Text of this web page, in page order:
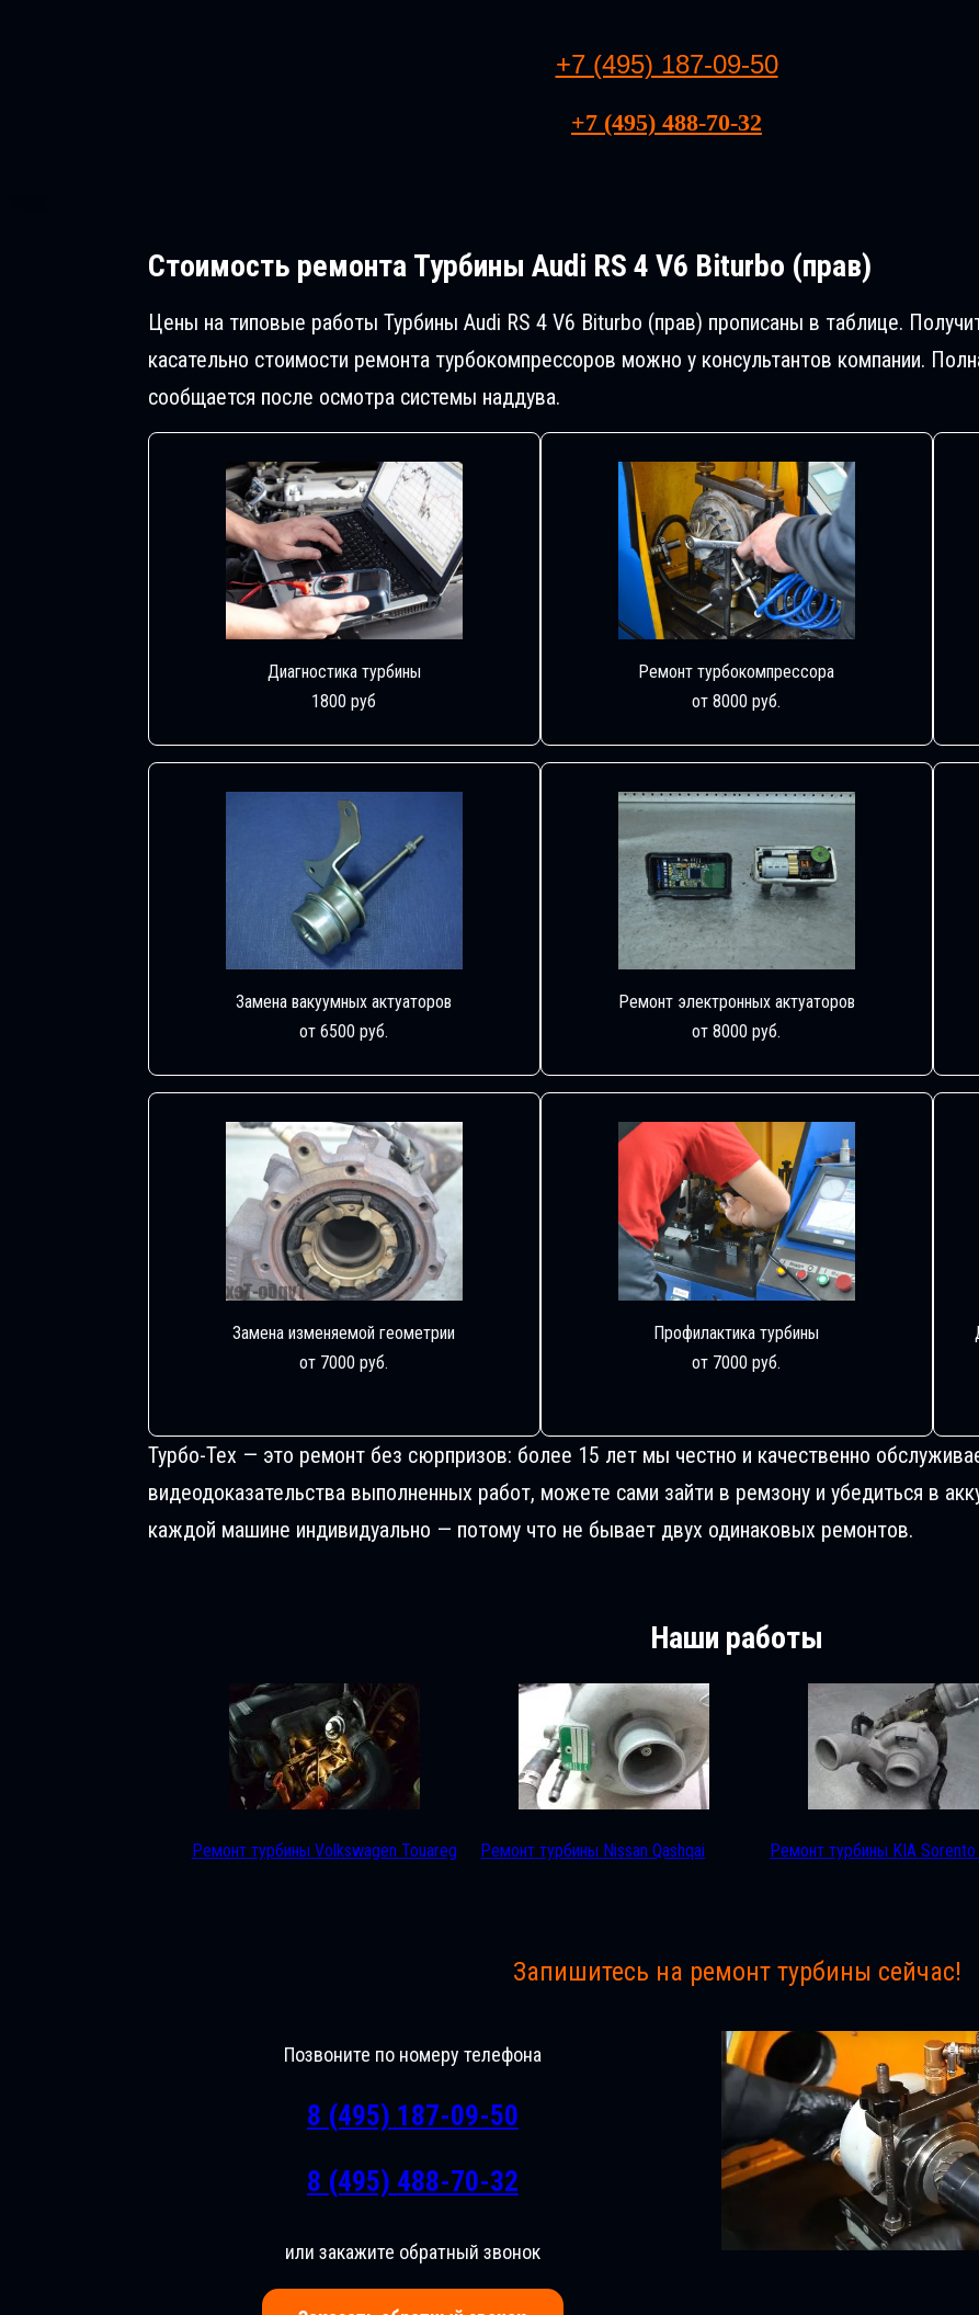
+7 (495) 187-09-50
+7 (495) 488-70-32
Стоимость ремонтаТурбины Audi RS 4 V6 Biturbo (прав)
Цены на типовые работы Турбины Audi RS 4 V6 Biturbo (прав) прописаны в таблице.
касательно стоимости ремонта турбокомпрессоров можно у консультантов компании.
сообщается после осмотра системы наддува.
Диагностика турбины
1800 руб
Ремонт турбокомпрессора
от 8000 руб.
Замена вакуумных актуаторов
от 6500 руб.
Ремонт электронных актуаторов
от 8000 руб.
Замена изменяемой геометрии
от 7000 руб.
Профилактика турбины
от 7000 руб.
Турбо-Тех — это ремонт без сюрпризов: более 15 лет мы честно и качественно
видеодоказательства выполненных работ, можете сами зайти в ремзону и убедиться в
каждой машине индивидуально — потому что не бывает двух одинаковых ремонтов.
Наши работы
Ремонт турбины Volkswagen Touareg Ремонт турбины Nissan Qashqai Ремонт турбины KIA Sorento
Запишитесь на ремонт турбины сейчас!
Позвоните по номеру телефона
8 (495) 187-09-50
8 (495) 488-70-32
или закажите обратный звонок